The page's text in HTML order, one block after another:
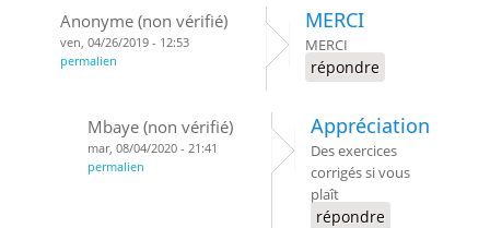
Anonyme (non vérifié)
ven, 04/26/2019 - 12:53
permalien
MERCI
MERCI
répondre
Mbaye (non vérifié)
mar, 08/04/2020 - 21:41
permalien
Appréciation
Des exercices
corrigés si vous
plaît
répondre